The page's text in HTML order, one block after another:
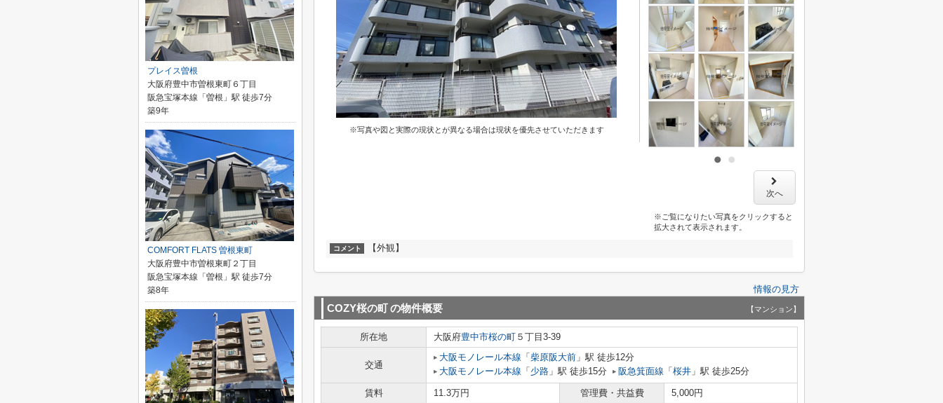
※写真や図と実際の現状とが異なる場合は現状を優先させていただきます
次へ
※ご覧になりたい写真をクリックすると
拡大されて表示されます。
コメント 【外観】
情報の見方
COZY桜の町の物件概要 【マンション】
所在地 大阪府豊中市桜の町 ５丁目3-39
交通
大阪モノレール本線 「 柴原阪大前 」駅 徒歩12分
大阪モノレール本線 「 少路 」駅 徒歩15分 阪急箕面線 「 桜井 」駅 徒歩25分
賃料 11.3万円 管理費・共益費
5,000円
プレイス曽根
大阪府豊中市曽根東町６丁目
阪急宝塚本線「曽根」駅 徒歩7分
築9年
COMFORT FLATS 曽根東町
大阪府豊中市曽根東町２丁目
阪急宝塚本線「曽根」駅 徒歩7分
築8年